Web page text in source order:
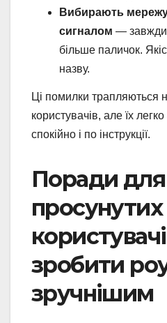
Вибирають
сигналом — завжди
більше паличок.
назву.
Ці помилки трапляються
користувачів, але їх
спокійно і по інструкції.
Поради для
просунутих
зробити
зручнішим